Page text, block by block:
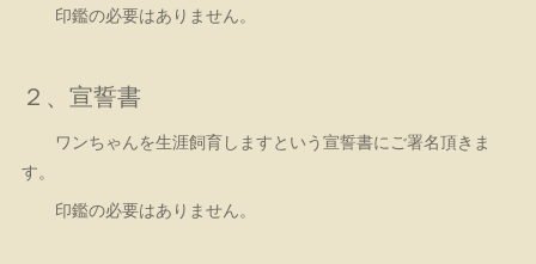
印鑑の必要はありません。
２、宣誓書
ワンちゃんを生涯飼育しますという宣誓書にご署名頂きま
す。
印鑑の必要はありません。